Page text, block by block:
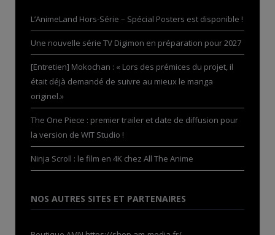
L’AnimeLand Hors-Série – Spécial Posters est disponible !
Une nouvelle série TV Digimon en préparation pour 2027
[Entretien] Mokochan : « Lors des prémices du projet, il
était déjà demandé de suivre au mieux le manga
originel.»
The One Piece : premier trailer et date de diffusion pour
la version de WIT Studio !
Ninja Scroll : le film en 4K chez All The Anime
NOS AUTRES SITES ET PARTENAIRES